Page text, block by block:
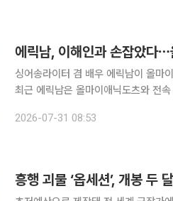
에릭남, 이해인과 손잡았다
싱어송라이터 겸 배우 에릭남이 올마이애닉도츠에 둥
최근 에릭남은 올마이애닉도츠와 전속 계약을 체결했다. 에릭남
달 5일 두 번째 싱글 '미스 미 모어
2026-07-31 08:53
흥행 괴물 ‘옵세션’, 개봉 두